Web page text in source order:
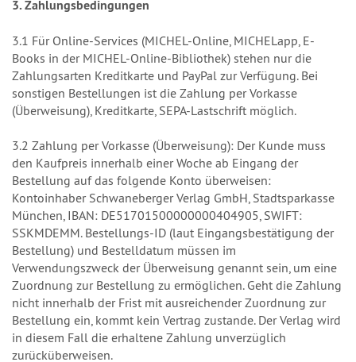
3. Zahlungsbedingungen
3.1 Für Online-Services (MICHEL-Online, MICHELapp, E-
Books in der MICHEL-Online-Bibliothek) stehen nur die
Zahlungsarten Kreditkarte und PayPal zur Verfügung. Bei
sonstigen Bestellungen ist die Zahlung per Vorkasse
(Überweisung), Kreditkarte, SEPA-Lastschrift möglich.
3.2 Zahlung per Vorkasse (Überweisung): Der Kunde muss
den Kaufpreis innerhalb einer Woche ab Eingang der
Bestellung auf das folgende Konto überweisen:
Kontoinhaber Schwaneberger Verlag GmbH, Stadtsparkasse
München, IBAN: DE51701500000000404905, SWIFT:
SSKMDEMM. Bestellungs-ID (laut Eingangsbestätigung der
Bestellung) und Bestelldatum müssen im
Verwendungszweck der Überweisung genannt sein, um eine
Zuordnung zur Bestellung zu ermöglichen. Geht die Zahlung
nicht innerhalb der Frist mit ausreichender Zuordnung zur
Bestellung ein, kommt kein Vertrag zustande. Der Verlag wird
in diesem Fall die erhaltene Zahlung unverzüglich
zurücküberweisen.